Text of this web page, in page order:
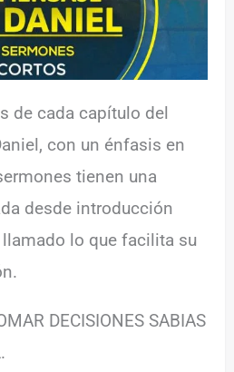
de cada capítulo del
con un énfasis en
tienen una
desde introducción
lo que facilita su
DECISIONES SABIAS